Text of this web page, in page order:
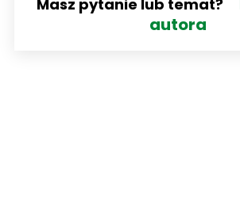
Masz pytanie lub temat?
autora